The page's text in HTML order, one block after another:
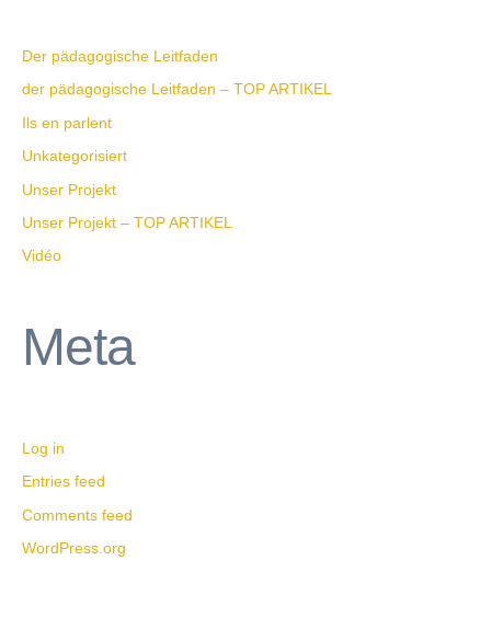
Der pädagogische Leitfaden
der pädagogische Leitfaden – TOP ARTIKEL
Ils en parlent
Unkategorisiert
Unser Projekt
Unser Projekt – TOP ARTIKEL
Vidéo
Meta
Log in
Entries feed
Comments feed
WordPress.org